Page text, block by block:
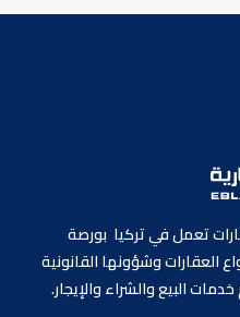
تعمل في تركيا بورصة
وشؤونها القانونية
البيع والشراء والإيجار.